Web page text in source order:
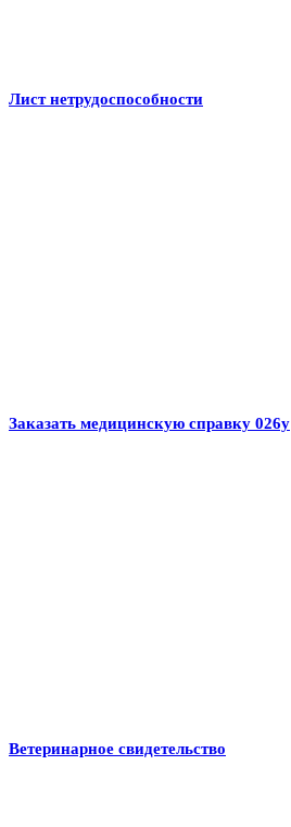
Лист нетрудоспособности
Заказать медицинскую справку 026у
Ветеринарное свидетельство